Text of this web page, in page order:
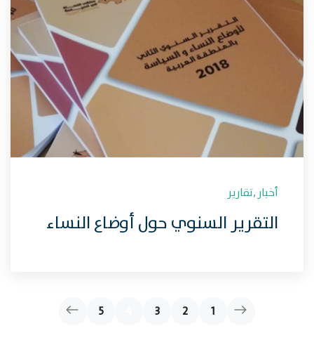
أخبار ,تقارير
التقرير السنوي حول أوضاع النساء
1
2
3
5